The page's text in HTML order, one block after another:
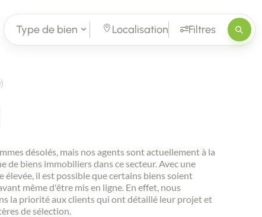
Type de bien Localisation Filtres
désolés, mais nos agents sont actuellement à la
de biens immobiliers dans ce secteur. Avec une
élevée, il est possible que certains biens soient
même d'être mis en ligne. En effet, nous
la priorité aux clients qui ont détaillé leur projet et
de sélection.